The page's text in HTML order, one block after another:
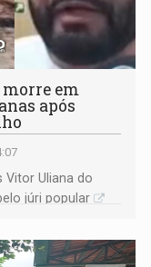
morre em
após
Vitor Uliana do
júri popular